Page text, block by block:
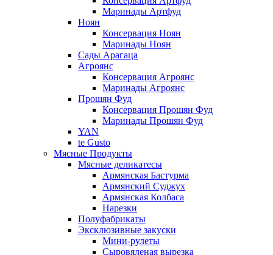
Маринады Артфуд
Ноян
Консервация Ноян
Маринады Ноян
Сады Арагаца
Агроянс
Консервация Агроянс
Маринады Агроянс
Прошян Фуд
Консервация Прошян Фуд
Маринады Прошян Фуд
YAN
te Gusto
Мясные Продукты
Мясные деликатесы
Армянская Бастурма
Армянский Суджух
Армянская Колбаса
Нарезки
Полуфабрикаты
Эксклюзивные закуски
Мини-рулеты
Сыровяленая вырезка